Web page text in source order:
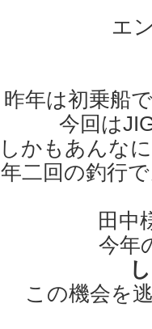
エ
昨年は初乗船
今回は
しかもあんな
年二回の釣行
田中
今年
この機会を